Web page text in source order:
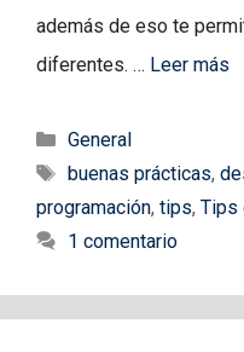
además de eso te
diferentes. … Leer más
Categorías
General
Etiquetas
buenas prácticas,
programación, tips, Tips
1 comentario